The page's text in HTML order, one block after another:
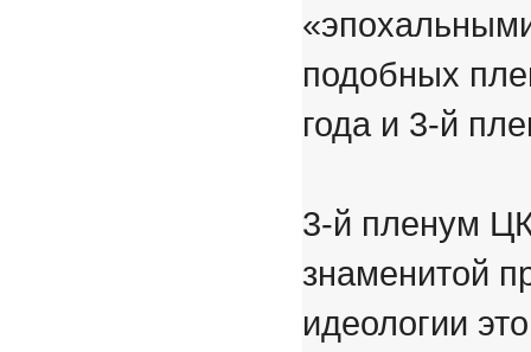
подобных
года и 3-й
3-й пленум
знаменитой
идеологии